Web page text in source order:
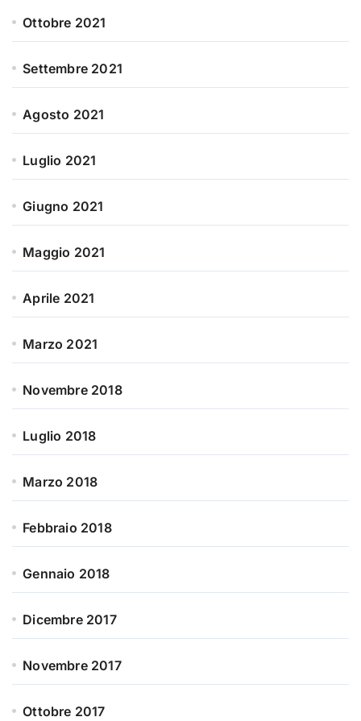
Ottobre 2021
Settembre 2021
Agosto 2021
Luglio 2021
Giugno 2021
Maggio 2021
Aprile 2021
Marzo 2021
Novembre 2018
Luglio 2018
Marzo 2018
Febbraio 2018
Gennaio 2018
Dicembre 2017
Novembre 2017
Ottobre 2017